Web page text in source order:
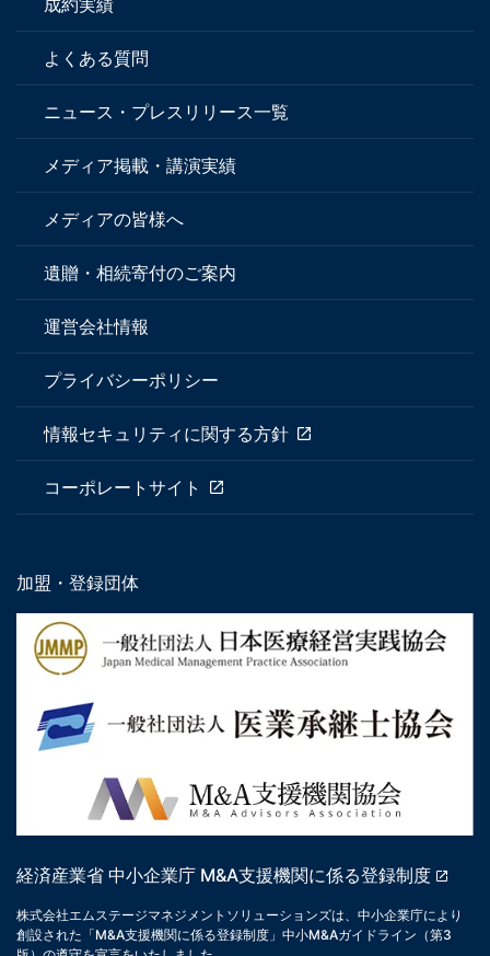
成約実績
よくある質問
ニュース・プレスリリース一覧
メディア掲載・講演実績
メディアの皆様へ
遺贈・相続寄付のご案内
運営会社情報
プライバシーポリシー
情報セキュリティに関する方針
コーポレートサイト
加盟・登録団体
経済産業省 中小企業庁 M&A支援機関に係る登録制度
株式会社エムステージマネジメントソリューションズは、中小企業庁により
創設された「M&A支援機関に係る登録制度」中小M&Aガイドライン（第3